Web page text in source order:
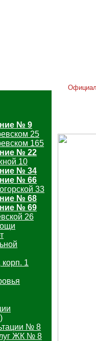
№ 9
25
165
№ 22
10
№ 34
№ 66
33
№ 68
№ 69
26
1
№ 8
ЖК № 8